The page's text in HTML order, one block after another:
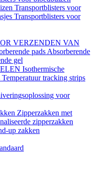
Transportblisters voor
Transportblisters voor
VERZENDEN VAN
pads Absorberende
gel
Isothermische
Temperatuur tracking strips
voor
Zipperzakken met
zipperzakken
up zakken